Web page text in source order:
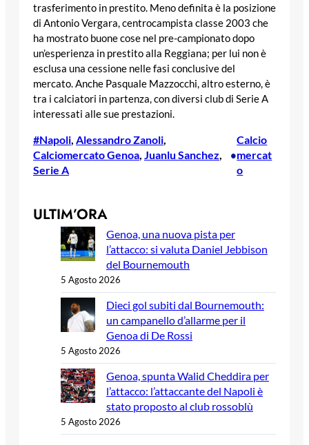
trasferimento in prestito. Meno definita è la posizione
di Antonio Vergara, centrocampista classe 2003 che
ha mostrato buone cose nel pre-campionato dopo
un’esperienza in prestito alla Reggiana; per lui non è
esclusa una cessione nelle fasi conclusive del
mercato. Anche Pasquale Mazzocchi, altro esterno, è
tra i calciatori in partenza, con diversi club di Serie A
interessati alle sue prestazioni.
#Napoli Alessandro Zanoli
Calciomercato Genoa Juanlu Sanchez
Serie A
•
Calcio
mercat
o
ULTIM’ORA
Genoa, una nuova pista per
l’attacco: si valuta Daniel Jebbison
del Bournemouth
5 Agosto 2026
Dieci gol subiti dal Bournemouth:
un campanello d’allarme per il
Genoa di De Rossi
5 Agosto 2026
Genoa, spunta Walid Cheddira per
l’attacco: l’attaccante del Napoli è
stato proposto al club rossoblù
5 Agosto 2026